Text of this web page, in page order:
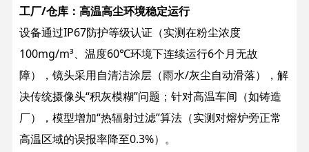
工厂/仓库：高温高尘环境稳定运行
设备通过IP67防护等级认证（实测在粉尘浓度
100mg/m³、温度60℃环境下连续运行6个月无故
障），镜头采用自清洁涂层（雨水/灰尘自动滑落），解
决传统摄像头“积灰模糊”问题；针对高温车间（如铸造
厂），模型增加“热辐射过滤”算法（实测对熔炉旁正常
高温区域的误报率降至0.3%）。